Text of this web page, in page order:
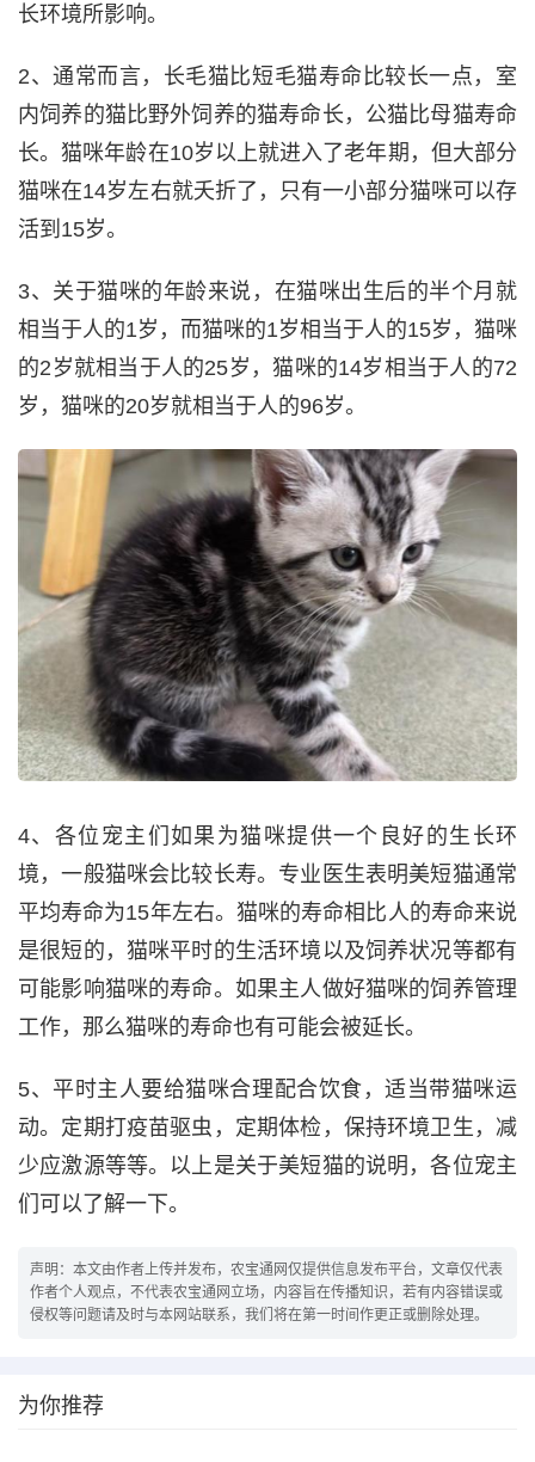
长环境所影响。
2、通常而言，长毛猫比短毛猫寿命比较长一点，室
内饲养的猫比野外饲养的猫寿命长，公猫比母猫寿命
长。猫咪年龄在10岁以上就进入了老年期，但大部分
猫咪在14岁左右就夭折了，只有一小部分猫咪可以存
活到15岁。
3、关于猫咪的年龄来说，在猫咪出生后的半个月就
相当于人的1岁，而猫咪的1岁相当于人的15岁，猫咪
的2岁就相当于人的25岁，猫咪的14岁相当于人的72
岁，猫咪的20岁就相当于人的96岁。
4、各位宠主们如果为猫咪提供一个良好的生长环
境，一般猫咪会比较长寿。专业医生表明美短猫通常
平均寿命为15年左右。猫咪的寿命相比人的寿命来说
是很短的，猫咪平时的生活环境以及饲养状况等都有
可能影响猫咪的寿命。如果主人做好猫咪的饲养管理
工作，那么猫咪的寿命也有可能会被延长。
5、平时主人要给猫咪合理配合饮食，适当带猫咪运
动。定期打疫苗驱虫，定期体检，保持环境卫生，减
少应激源等等。以上是关于美短猫的说明，各位宠主
们可以了解一下。
声明：本文由作者上传并发布，农宝通网仅提供信息发布平台，文章仅代表
作者个人观点，不代表农宝通网立场，内容旨在传播知识，若有内容错误或
侵权等问题请及时与本网站联系，我们将在第一时间作更正或删除处理。
为你推荐